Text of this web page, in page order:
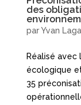
des
parYvan
Réalisé
écologique
35